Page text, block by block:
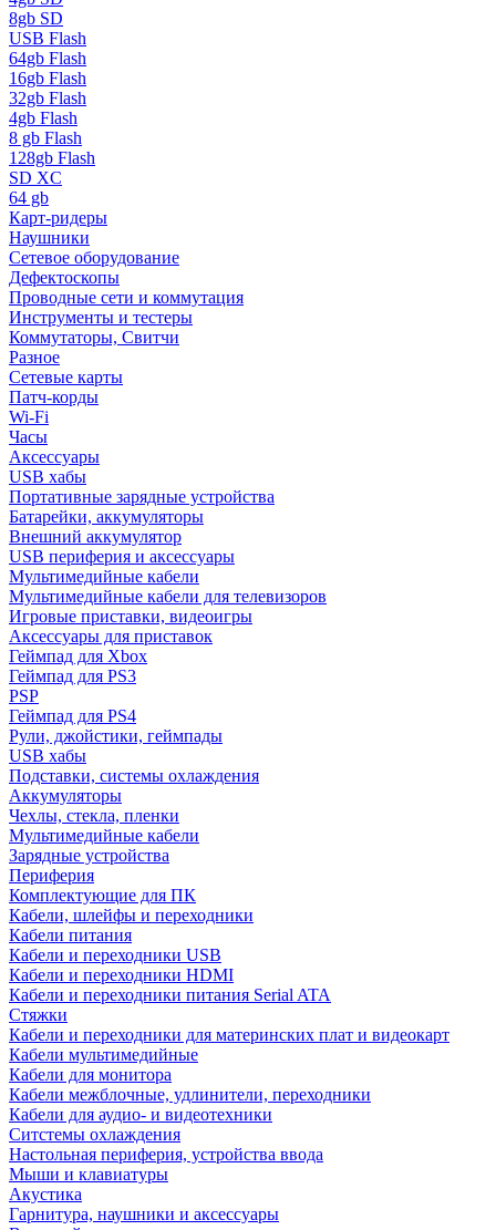
8gb SD
USB Flash
64gb Flash
16gb Flash
32gb Flash
4gb Flash
8 gb Flash
128gb Flash
SD XC
64 gb
Карт-ридеры
Наушники
Сетевое оборудование
Дефектоскопы
Проводные сети и коммутация
Инструменты и тестеры
Коммутаторы, Свитчи
Разное
Сетевые карты
Патч-корды
Wi-Fi
Часы
Аксессуары
USB хабы
Портативные зарядные устройства
Батарейки, аккумуляторы
Внешний аккумулятор
USB периферия и аксессуары
Мультимедийные кабели
Мультимедийные кабели для телевизоров
Игровые приставки, видеоигры
Аксессуары для приставок
Геймпад для Xbox
Геймпад для PS3
PSP
Геймпад для PS4
Рули, джойстики, геймпады
USB хабы
Подставки, системы охлаждения
Аккумуляторы
Чехлы, стекла, пленки
Мультимедийные кабели
Зарядные устройства
Периферия
Комплектующие для ПК
Кабели, шлейфы и переходники
Кабели питания
Кабели и переходники USB
Кабели и переходники HDMI
Кабели и переходники питания Serial ATA
Стяжки
Кабели и переходники для материнских плат и видеокарт
Кабели мультимедийные
Кабели для монитора
Кабели межблочные, удлинители, переходники
Кабели для аудио- и видеотехники
Ситстемы охлаждения
Настольная периферия, устройства ввода
Мыши и клавиатуры
Акустика
Гарнитура, наушники и аксессуары